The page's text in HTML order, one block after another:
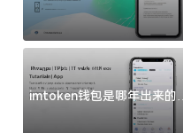
过来人告诉你门道
imtoken钱包是哪年出来的？
一文给你说清楚